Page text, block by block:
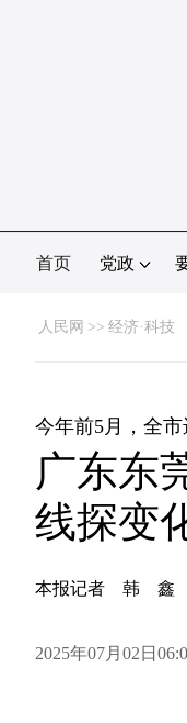
首页 党政
人民网 >> 经济·科技
今年前5月，全
广东东
线探变
本报记者 韩 鑫
2025年07月02日